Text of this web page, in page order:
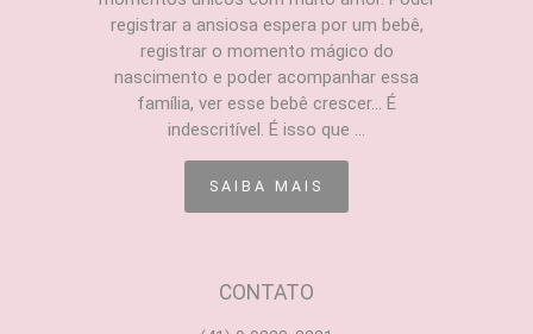
registrar a ansiosa espera por um bebê,
registrar o momento mágico do
nascimento e poder acompanhar essa
família, ver esse bebê crescer... É
indescritível. É isso que ...
SAIBA MAIS
CONTATO